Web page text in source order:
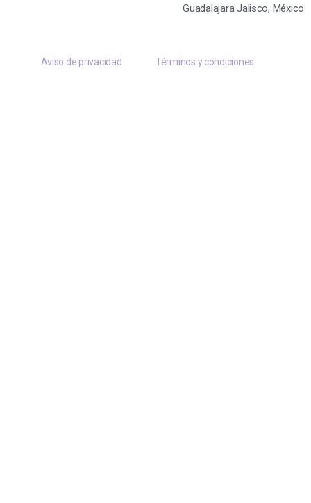
Guadalajara Jalisco, México
Aviso de privacidad Términos y condiciones